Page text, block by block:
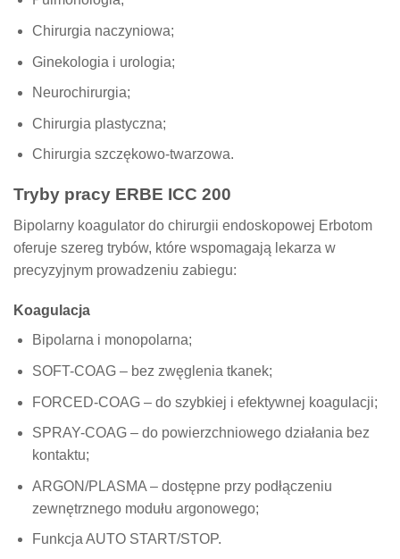
Chirurgia naczyniowa;
Ginekologia i urologia;
Neurochirurgia;
Chirurgia plastyczna;
Chirurgia szczękowo-twarzowa.
Tryby pracy ERBE ICC 200
Bipolarny koagulator do chirurgii endoskopowej Erbotom
oferuje szereg trybów, które wspomagają lekarza w
precyzyjnym prowadzeniu zabiegu:
Koagulacja
Bipolarna i monopolarna;
SOFT-COAG – bez zwęglenia tkanek;
FORCED-COAG – do szybkiej i efektywnej koagulacji;
SPRAY-COAG – do powierzchniowego działania bez
kontaktu;
ARGON/PLASMA – dostępne przy podłączeniu
zewnętrznego modułu argonowego;
Funkcja AUTO START/STOP.